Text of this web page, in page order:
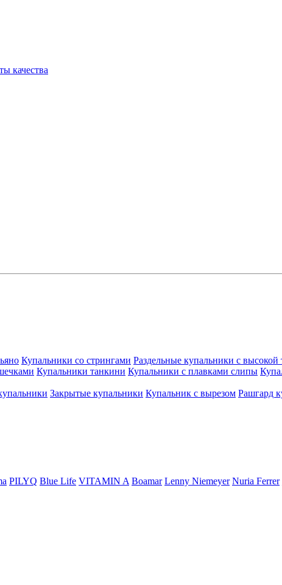
качества
Купальники со стрингами Раздельные купальники с высокой
Купальники танкини Купальники с плавками слипы
Закрытые купальники Купальник с вырезом Рашгард
PILYQ Blue Life VITAMIN A Boamar Lenny Niemeyer Nuria Ferrer